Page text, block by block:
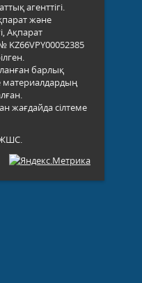
агенттігі.
және
Ақпарат
KZ66VPY00052385
барлық
материалдардың
жағдайда сілтеме